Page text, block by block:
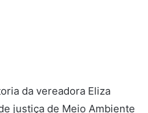
da vereadora Eliza
justiça de Meio Ambiente